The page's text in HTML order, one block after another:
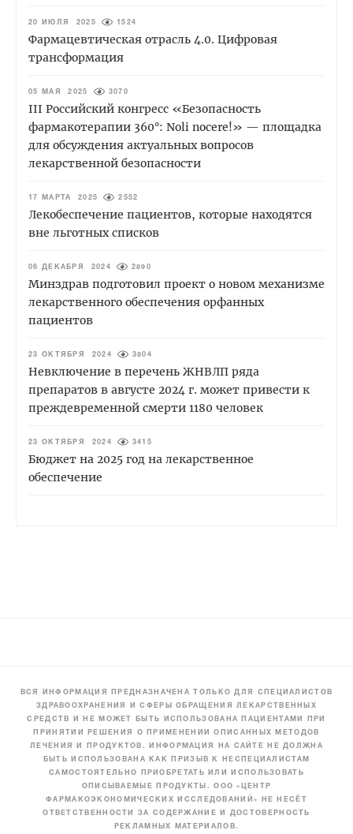
20 ИЮЛЯ 2025 1524
Фармацевтическая отрасль 4.0. Цифровая
трансформация
05 МАЯ 2025 3070
III Российский конгресс «Безопасность
фармакотерапии 360°: Noli nocere!» — площадка
для обсуждения актуальных вопросов
лекарственной безопасности
17 МАРТА 2025 2552
Лекобеспечение пациентов, которые находятся
вне льготных списков
06 ДЕКАБРЯ 2024 2890
Минздрав подготовил проект о новом механизме
лекарственного обеспечения орфанных
пациентов
23 ОКТЯБРЯ 2024 3804
Невключение в перечень ЖНВЛП ряда
препаратов в августе 2024 г. может привести к
преждевременной смерти 1180 человек
23 ОКТЯБРЯ 2024 3415
Бюджет на 2025 год на лекарственное
обеспечение
ВСЯ ИНФОРМАЦИЯ ПРЕДНАЗНАЧЕНА ТОЛЬКО ДЛЯ СПЕЦИАЛИСТОВ
ЗДРАВООХРАНЕНИЯ И СФЕРЫ ОБРАЩЕНИЯ ЛЕКАРСТВЕННЫХ
СРЕДСТВ И НЕ МОЖЕТ БЫТЬ ИСПОЛЬЗОВАНА ПАЦИЕНТАМИ ПРИ
ПРИНЯТИИ РЕШЕНИЯ О ПРИМЕНЕНИИ ОПИСАННЫХ МЕТОДОВ
ЛЕЧЕНИЯ И ПРОДУКТОВ. ИНФОРМАЦИЯ НА САЙТЕ НЕ ДОЛЖНА
БЫТЬ ИСПОЛЬЗОВАНА КАК ПРИЗЫВ К НЕСПЕЦИАЛИСТАМ
САМОСТОЯТЕЛЬНО ПРИОБРЕТАТЬ ИЛИ ИСПОЛЬЗОВАТЬ
ОПИСЫВАЕМЫЕ ПРОДУКТЫ. ООО «ЦЕНТР
ФАРМАКОЭКОНОМИЧЕСКИХ ИССЛЕДОВАНИЙ» НЕ НЕСЁТ
ОТВЕТСТВЕННОСТИ ЗА СОДЕРЖАНИЕ И ДОСТОВЕРНОСТЬ
РЕКЛАМНЫХ МАТЕРИАЛОВ.